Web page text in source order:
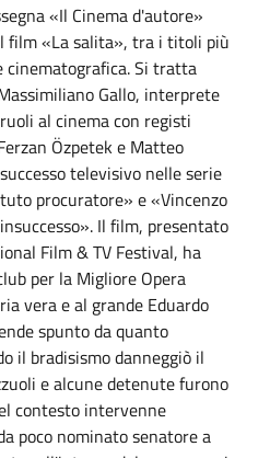
«Il Cinema d'autore»
film «La salita», tra i titoli più
cinematografica. Si tratta
Gallo, interprete
al cinema con registi
Özpetek e Matteo
televisivo nelle serie
procuratore» e «Vincenzo
Il film, presentato
Film & TV Festival, ha
per la Migliore Opera
vera e al grande Eduardo
spunto da quanto
il bradisismo danneggiò il
e alcune detenute furono
contesto intervenne
poco nominato senatore a